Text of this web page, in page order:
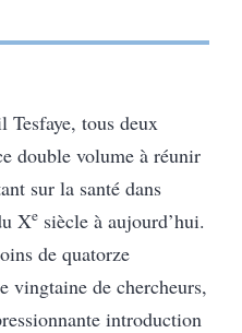
tous deux
double volume à réunir
sur la santé dans
Xe siècle à aujourd’hui.
de quatorze
vingtaine de chercheurs,
introduction